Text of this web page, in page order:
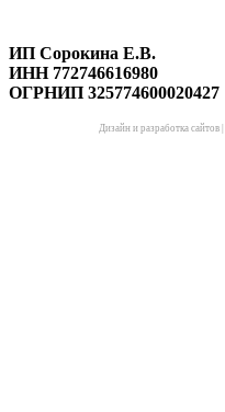
ИП Сорокина Е.В.
ИНН 772746616980
ОГРНИП 325774600020427
Дизайн и разработка сайтов|